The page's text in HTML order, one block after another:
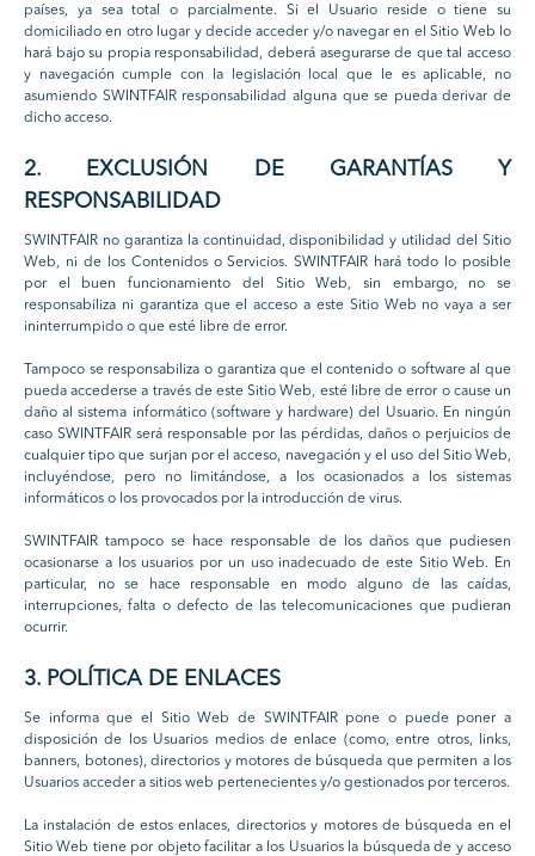
países, ya sea total o parcialmente. Si el Usuario reside o tiene su
domiciliado en otro lugar y decide acceder y/o navegar en el Sitio Web lo
hará bajo su propia responsabilidad, deberá asegurarse de que tal acceso
y navegación cumple con la legislación local que le es aplicable, no
asumiendo SWINTFAIR responsabilidad alguna que se pueda derivar de
dicho acceso.
2. EXCLUSIÓN DE GARANTÍAS Y
RESPONSABILIDAD
SWINTFAIR no garantiza la continuidad, disponibilidad y utilidad del Sitio
Web, ni de los Contenidos o Servicios. SWINTFAIR hará todo lo posible
por el buen funcionamiento del Sitio Web, sin embargo, no se
responsabiliza ni garantiza que el acceso a este Sitio Web no vaya a ser
ininterrumpido o que esté libre de error.
Tampoco se responsabiliza o garantiza que el contenido o software al que
pueda accederse a través de este Sitio Web, esté libre de error o cause un
daño al sistema informático (software y hardware) del Usuario. En ningún
caso SWINTFAIR será responsable por las pérdidas, daños o perjuicios de
cualquier tipo que surjan por el acceso, navegación y el uso del Sitio Web,
incluyéndose, pero no limitándose, a los ocasionados a los sistemas
informáticos o los provocados por la introducción de virus.
SWINTFAIR tampoco se hace responsable de los daños que pudiesen
ocasionarse a los usuarios por un uso inadecuado de este Sitio Web. En
particular, no se hace responsable en modo alguno de las caídas,
interrupciones, falta o defecto de las telecomunicaciones que pudieran
ocurrir.
3. POLÍTICA DE ENLACES
Se informa que el Sitio Web de SWINTFAIR pone o puede poner a
disposición de los Usuarios medios de enlace (como, entre otros, links,
banners, botones), directorios y motores de búsqueda que permiten a los
Usuarios acceder a sitios web pertenecientes y/o gestionados por terceros.
La instalación de estos enlaces, directorios y motores de búsqueda en el
Sitio Web tiene por objeto facilitar a los Usuarios la búsqueda de y acceso